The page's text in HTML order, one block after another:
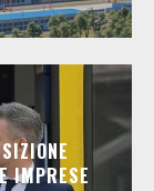
IMPRESE